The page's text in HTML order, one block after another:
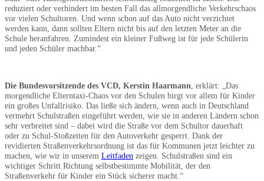
reduziert oder verhindert im besten Fall das allmorgendliche Verkehrschaos
vor vielen Schultoren. Und wenn schon auf das Auto nicht verzichtet
werden kann, dann sollten Eltern nicht bis auf den letzten Meter an die
Schule heranfahren. Zumindest ein kleiner Fußweg ist für jede Schülerin
und jeden Schüler machbar.“
Die Bundesvorsitzende des VCD, Kerstin Haarmann , erklärt: „Das
morgendliche Elterntaxi-Chaos vor den Schulen birgt vor allem für Kinder
ein großes Unfallrisiko. Das ließe sich ändern, wenn auch in Deutschland
vermehrt Schulstraßen eingeführt werden, wie sie in anderen Ländern schon
sehr verbreitet sind – dabei wird die Straße vor dem Schultor dauerhaft
oder zu Schul-Stoßzeiten für den Autoverkehr gesperrt. Dank der
revidierten Straßenverkehrsordnung ist das für Kommunen jetzt leichter zu
machen, wie wir in unserem Leitfaden zeigen. Schulstraßen sind ein
wichtiger Schritt Richtung selbstbestimmte Mobilität, der den
Straßenverkehr für Kinder ein Stück sicherer macht.“